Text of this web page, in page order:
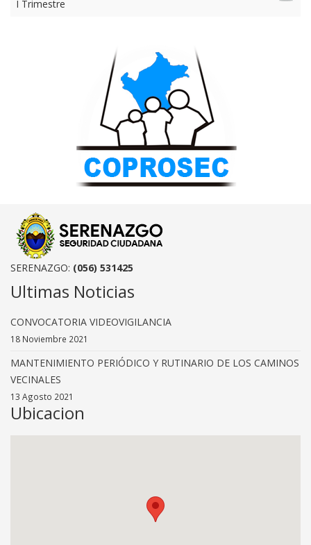
I Trimestre
SERENAZGO: (056) 531425
Ultimas Noticias
CONVOCATORIA VIDEOVIGILANCIA
18 Noviembre 2021
MANTENIMIENTO PERIÓDICO Y RUTINARIO DE LOS CAMINOS
VECINALES
13 Agosto 2021
Ubicacion